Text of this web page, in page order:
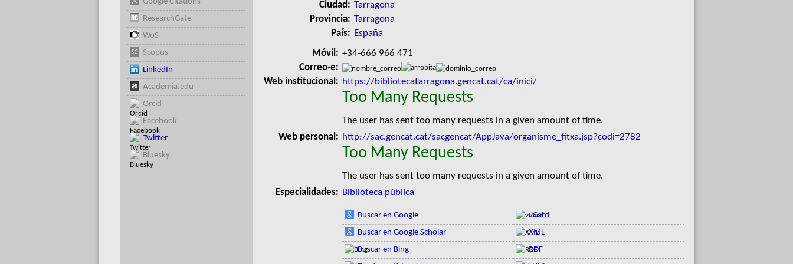
ResearchGate
WoS
Scopus
LinkedIn
Academia.edu
Orcid
Facebook
Twitter
Bluesky
Ciudad: Tarragona
Provincia: Tarragona
País: España
Móvil: +34-666 966 471
Correo-e:
Web institucional: https://bibliotecatarragona.gencat.cat/ca/inici/
Too Many Requests
The user has sent too many requests in a given amount of time.
Web personal: http://sac.gencat.cat/sacgencat/AppJava/organisme_fitxa.jsp?codi=2782
Too Many Requests
The user has sent too many requests in a given amount of time.
Especialidades: Biblioteca pública
Buscar en Google
Buscar en Google Scholar
Buscar en Bing
vCard
XML
RDF